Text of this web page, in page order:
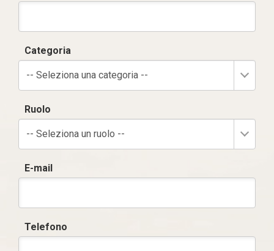
Categoria
-- Seleziona una categoria --
Ruolo
-- Seleziona un ruolo --
E-mail
Telefono